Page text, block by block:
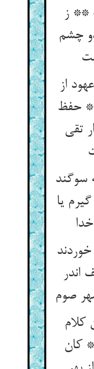
** ز
چشم
از
حفظ
تقی
سوگند
یا
صوم‏
کلام
کان